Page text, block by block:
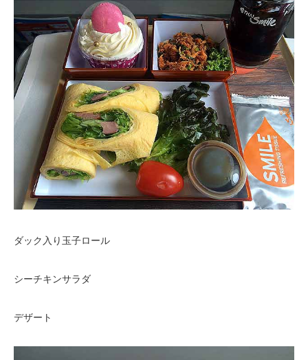
ダック入り玉子ロール
シーチキンサラダ
デザート